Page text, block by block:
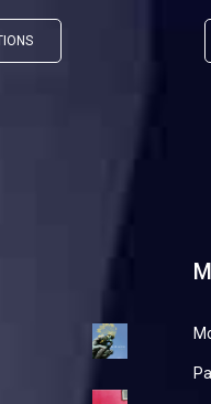
Ce
produit
choisies